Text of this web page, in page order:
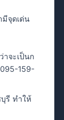
จุดเด่น
าจะเป็นก
159-
รี ทำให้